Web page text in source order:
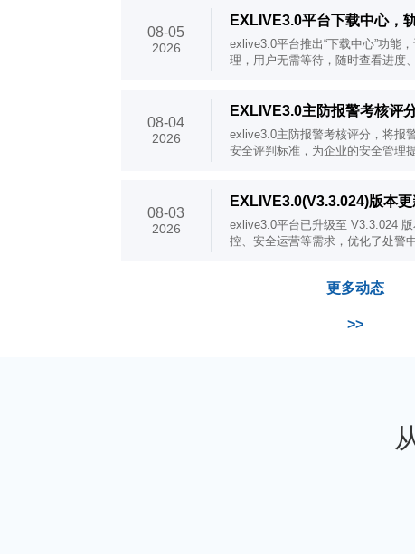
08-05
2026
EXLIVE3.0平台下载中心，
exlive3.0平台推出“下载中心”功能
理，用户无需等待，随时查看进度
08-04
2026
EXLIVE3.0主防报警考核评
exlive3.0主防报警考核评分，将报
安全评判标准，为企业的安全管理
08-03
2026
EXLIVE3.0(V3.3.024)版本
exlive3.0平台已升级至 V3.3.024
控、安全运营等需求，优化了处警
更多动态
>>